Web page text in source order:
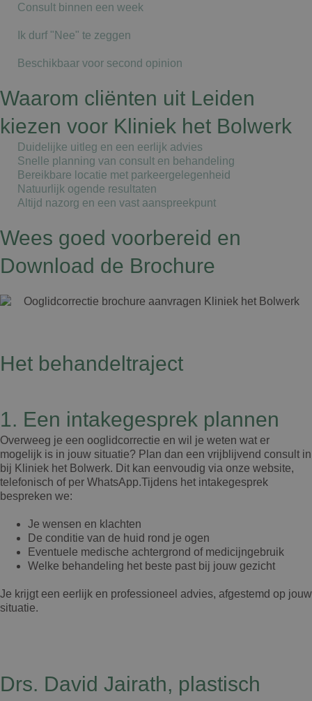
Consult binnen een week
Ik durf "Nee" te zeggen
Beschikbaar voor second opinion
Waarom cliënten uit Leiden
kiezen voor Kliniek het Bolwerk
Duidelijke uitleg en een eerlijk advies
Snelle planning van consult en behandeling
Bereikbare locatie met parkeergelegenheid
Natuurlijk ogende resultaten
Altijd nazorg en een vast aanspreekpunt
Wees goed voorbereid en
Download de Brochure
Het behandeltraject
1. Een intakegesprek plannen
Overweeg je een ooglidcorrectie en wil je weten wat er
mogelijk is in jouw situatie? Plan dan een vrijblijvend consult in
bij Kliniek het Bolwerk. Dit kan eenvoudig via onze website,
telefonisch of per WhatsApp.Tijdens het intakegesprek
bespreken we:
Je wensen en klachten
De conditie van de huid rond je ogen
Eventuele medische achtergrond of medicijngebruik
Welke behandeling het beste past bij jouw gezicht
Je krijgt een eerlijk en professioneel advies, afgestemd op jouw
situatie.
Drs. David Jairath, plastisch